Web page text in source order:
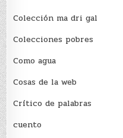
Colección ma dri gal
Colecciones pobres
Como agua
Cosas de la web
Crítico de palabras
cuento